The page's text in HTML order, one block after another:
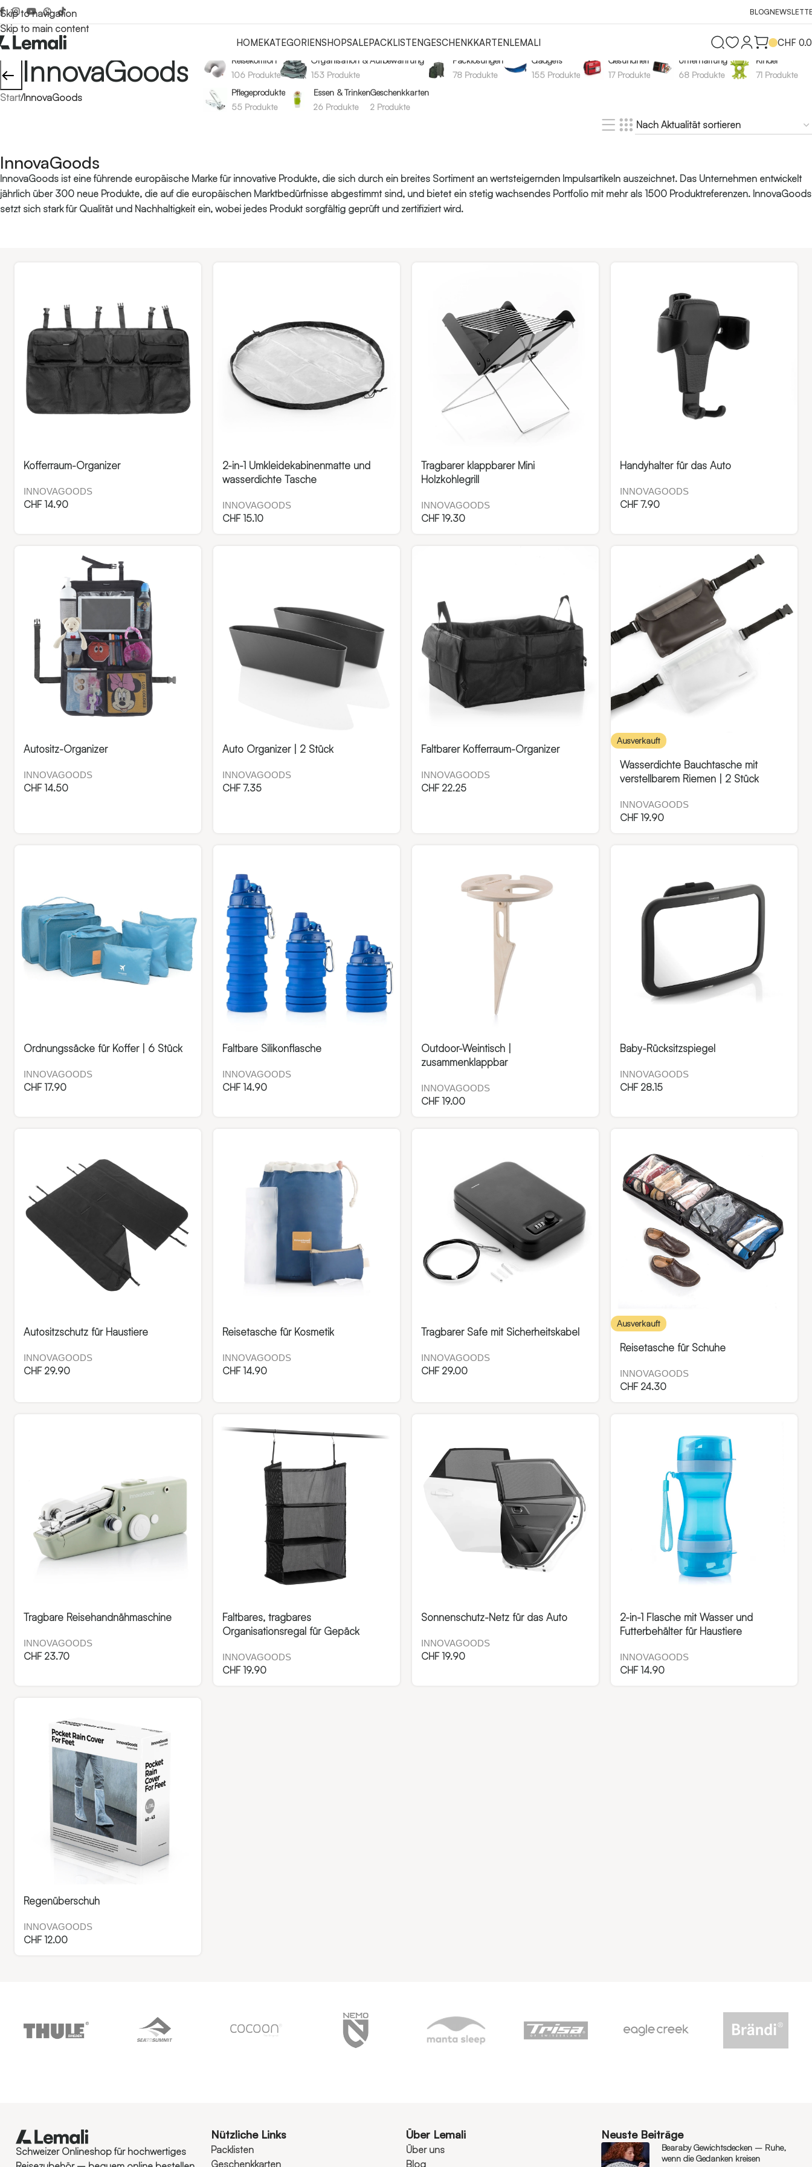
Skip to navigation
Skip to main content
BLOG
HOMEKATEGORIENSHOPSALEPACKLISTENGESCHENKKARTENLEMALI CHF
← InnovaGoods
Start/InnovaGoods
Reisekomfort
106 Produkte
Organisation & Aufbewahrung
153 Produkte
Packlösungen
78 Produkte
Gadgets
155 Produkte
Gesundheit
17 Produkte
Unterhaltung
68 Produkte
Kinder
71 Produkte
Pflegeprodukte
55 Produkte
Essen & Trinken
26 Produkte
Geschenkkarten
2 Produkte
InnovaGoods
InnovaGoods ist eine führende europäische Marke für innovative Produkte, die sich durch ein breites Sortiment an wertsteigernden Impulsartikeln auszeichnet. Das Unternehmen entwickelt
jährlich über 300 neue Produkte, die auf die europäischen Marktbedürfnisse abgestimmt sind, und bietet ein stetig wachsendes Portfolio mit mehr als 1500 Produktreferenzen. InnovaGoods
setzt sich stark für Qualität und Nachhaltigkeit ein, wobei jedes Produkt sorgfältig geprüft und zertifiziert wird.
Kofferraum-Organizer
INNOVAGOODS
CHF14.90
2-in-1 Umkleidekabinenmatte und
wasserdichte Tasche
INNOVAGOODS
CHF15.10
Tragbarer klappbarer Mini
Holzkohlegrill
INNOVAGOODS
CHF19.30
Handyhalter für das Auto
INNOVAGOODS
CHF7.90
Autositz-Organizer
INNOVAGOODS
CHF14.50
Auto Organizer | 2 Stück
INNOVAGOODS
CHF7.35
Faltbarer Kofferraum-Organizer
INNOVAGOODS
CHF22.25
Ausverkauft
Wasserdichte Bauchtasche mit
verstellbarem Riemen | 2 Stück
INNOVAGOODS
CHF19.90
Ordnungssäcke für Koffer | 6 Stück
INNOVAGOODS
CHF17.90
Faltbare Silikonflasche
INNOVAGOODS
CHF14.90
Outdoor-Weintisch |
zusammenklappbar
INNOVAGOODS
CHF19.00
Baby-Rücksitzspiegel
INNOVAGOODS
CHF28.15
Autositzschutz für Haustiere
INNOVAGOODS
CHF29.90
Reisetasche für Kosmetik
INNOVAGOODS
CHF14.90
Tragbarer Safe mit Sicherheitskabel
INNOVAGOODS
CHF29.00
Ausverkauft
Reisetasche für Schuhe
INNOVAGOODS
CHF24.30
Tragbare Reisehandnähmaschine
INNOVAGOODS
CHF23.70
Faltbares, tragbares
Organisationsregal für Gepäck
INNOVAGOODS
CHF19.90
Sonnenschutz-Netz für das Auto
INNOVAGOODS
CHF19.90
2-in-1 Flasche mit Wasser und
Futterbehälter für Haustiere
INNOVAGOODS
CHF14.90
Regenüberschuh
INNOVAGOODS
CHF12.00
Schweizer Onlineshop für hochwertiges
Nützliche Links
Packlisten
Geschenkkarten
Über Lemali
Über uns
Blog
Neuste Beiträge
Bearaby Gewichtsdecken – Ruhe,
wenn die Gedanken kreisen